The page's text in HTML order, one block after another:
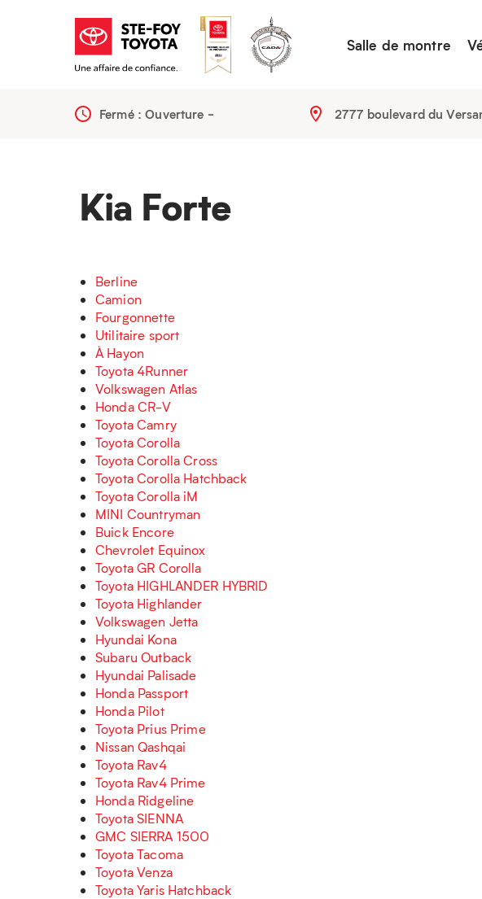
Salle de montre
Fermé : Ouverture - 2777 boulevard du
Kia Forte
Berline
Camion
Fourgonnette
Utilitaire sport
À Hayon
Toyota 4Runner
Volkswagen Atlas
Honda CR-V
Toyota Camry
Toyota Corolla
Toyota Corolla Cross
Toyota Corolla Hatchback
Toyota Corolla iM
MINI Countryman
Buick Encore
Chevrolet Equinox
Toyota GR Corolla
Toyota HIGHLANDER HYBRID
Toyota Highlander
Volkswagen Jetta
Hyundai Kona
Subaru Outback
Hyundai Palisade
Honda Passport
Honda Pilot
Toyota Prius Prime
Nissan Qashqai
Toyota Rav4
Toyota Rav4 Prime
Honda Ridgeline
Toyota SIENNA
GMC SIERRA 1500
Toyota Tacoma
Toyota Venza
Toyota Yaris Hatchback